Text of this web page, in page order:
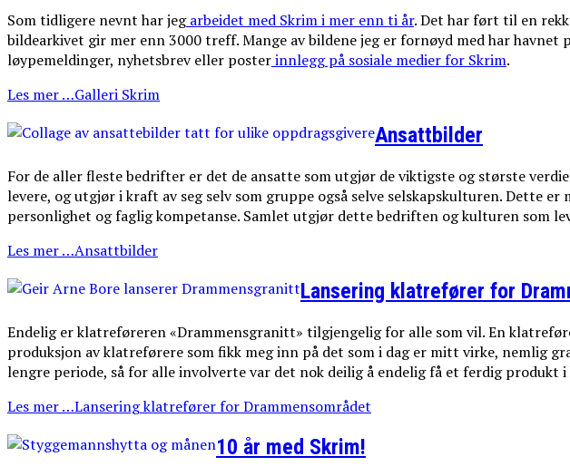
Som tidligere nevnt har jegarbeidet med Skrim i mer enn ti år. Det har ført til en
bildearkivet gir mer enn 3000 treff. Mange av bildene jeg er fornøyd med har havnet
løypemeldinger, nyhetsbrev eller posterinnlegg på sosiale medier for Skrim.
Les mer …Galleri Skrim
Ansattbilder
For de aller fleste bedrifter er det de ansatte som utgjør de viktigste og største
levere, og utgjør i kraft av seg selv som gruppe også selve selskapskulturen. Dette
personlighet og faglig kompetanse. Samlet utgjør dette bedriften og kulturen som
Les mer …Ansattbilder
Lansering klatrefører for
Endelig er klatreføreren «Drammensgranitt» tilgjengelig for alle som vil. En
produksjon av klatreførere som fikk meg inn på det som i dag er mitt virke, nemlig
lengre periode, så for alle involverte var det nok deilig å endelig få et ferdig produkt i
Les mer …Lansering klatrefører for Drammensområdet
10 år med Skrim!